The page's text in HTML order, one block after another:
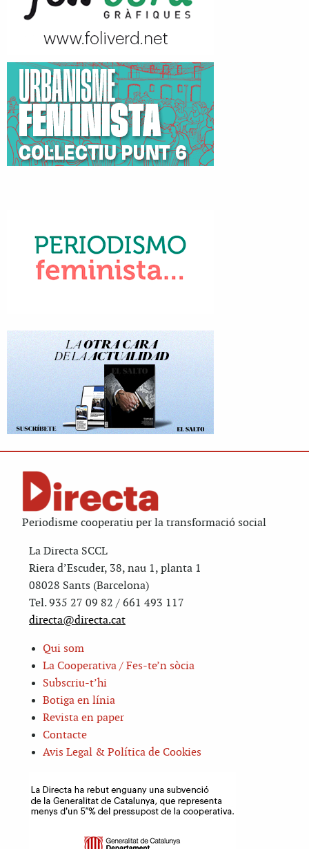
Periodisme cooperatiu per la transformació social
La Directa SCCL
Riera d’Escuder, 38, nau 1, planta 1
08028 Sants (Barcelona)
Tel. 935 27 09 82 / 661 493 117
directa@directa.cat
Qui som
La Cooperativa / Fes-te’n sòcia
Subscriu-t’hi
Botiga en línia
Revista en paper
Contacte
Avis Legal & Política de Cookies